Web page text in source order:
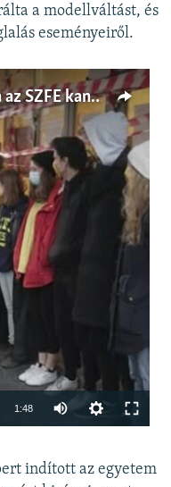
a modellváltást, és
eseményeiről.
Ismét hallgatói sorfal várta az SZFE kancellárját
tartalom
1:48
360p
indított az egyetem